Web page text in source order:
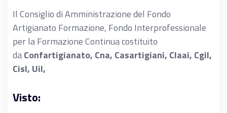
Il Consiglio di Amministrazione del Fondo
Artigianato Formazione, Fondo Interprofessionale
per la Formazione Continua costituito
daConfartigianato, Cna, Casartigiani, Claai, Cgil,
Cisl, Uil,
Visto: